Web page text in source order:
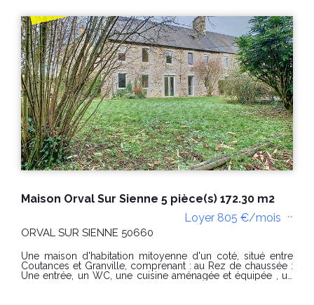
Maison Orval Sur Sienne 5 pièce(s) 172.30 m2
Loyer 805 €/mois
**
ORVAL SUR SIENNE 50660
Une maison d'habitation mitoyenne d'un coté, situé entre
Coutances et Granville, comprenant : au Rez de chaussée :
Une entrée, un WC, une cuisine aménagée et équipée , un